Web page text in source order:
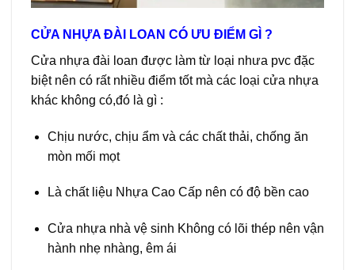
CỬA NHỰA ĐÀI LOAN CÓ ƯU ĐIỂM GÌ ?
Cửa nhựa đài loan được làm từ loại nhưa pvc đặc
biệt nên có rất nhiều điểm tốt mà các loại cửa nhựa
khác không có,đó là gì :
Chịu nước, chịu ẩm và các chất thải, chống ăn
mòn mối mọt
Là chất liệu Nhựa Cao Cấp nên có độ bền cao
Cửa nhựa nhà vệ sinh Không có lõi thép nên vận
hành nhẹ nhàng, êm ái